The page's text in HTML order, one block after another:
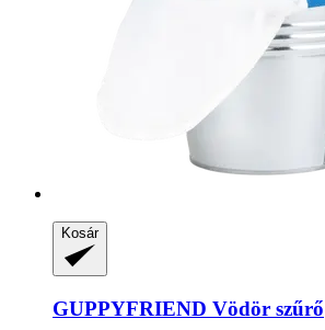
Kosár
GUPPYFRIEND Vödör szűrő